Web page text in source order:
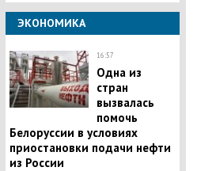
ЭКОНОМИКА
16:57
Одна из
стран
вызвалась
помочь
Белоруссии в условиях
приостановки подачи нефти
из России